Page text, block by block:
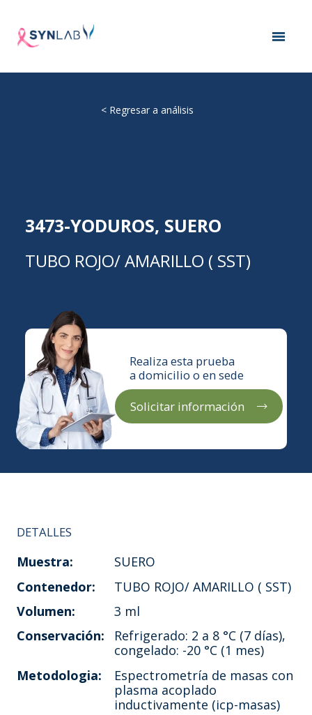
< Regresar a análisis
3473-YODUROS, SUERO
TUBO ROJO/ AMARILLO ( SST)
Realiza esta prueba
a domicilio o en sede
Solicitar información
DETALLES
Muestra:
SUERO
Contenedor:
TUBO ROJO/ AMARILLO ( SST)
Volumen:
3 ml
Conservación:
Refrigerado: 2 a 8 °C (7 días),
congelado: -20 °C (1 mes)
Metodologia:
Espectrometría de masas con
plasma acoplado
inductivamente (icp-masas)